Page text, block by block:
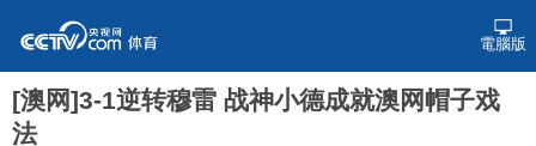
電腦版
[澳网]3-1逆转穆雷 战神小德成就澳网帽子戏
法